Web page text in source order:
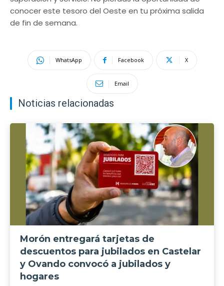
conocer este tesoro del Oeste en tu próxima salida
de fin de semana.
WhatsApp Facebook X
Email
Noticias relacionadas
Morón entregará tarjetas de
descuentos para jubilados en Castelar
y Ovando convocó a jubilados y
hogares